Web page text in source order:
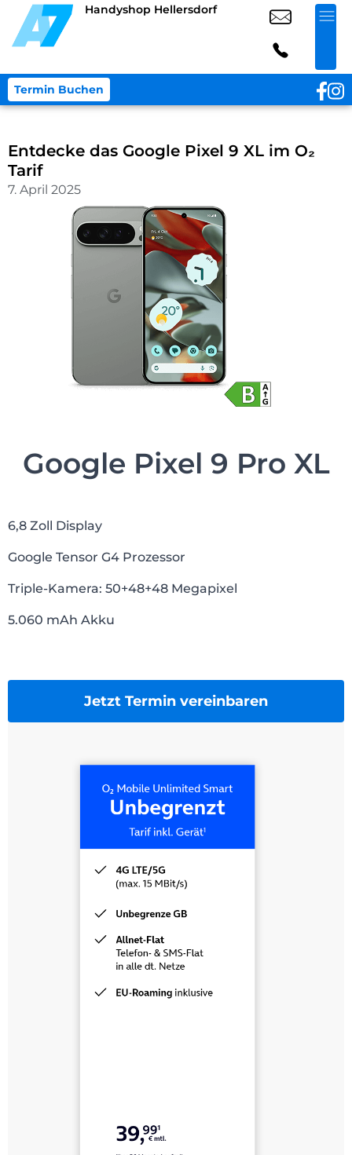
Handyshop Hellersdorf
Termin Buchen
Entdecke das Google Pixel 9 XL im O₂
Tarif
7. April 2025
Google Pixel 9 Pro XL
6,8 Zoll Display
Google Tensor G4 Prozessor
Triple-Kamera: 50+48+48 Megapixel
5.060 mAh Akku
Jetzt Termin vereinbaren